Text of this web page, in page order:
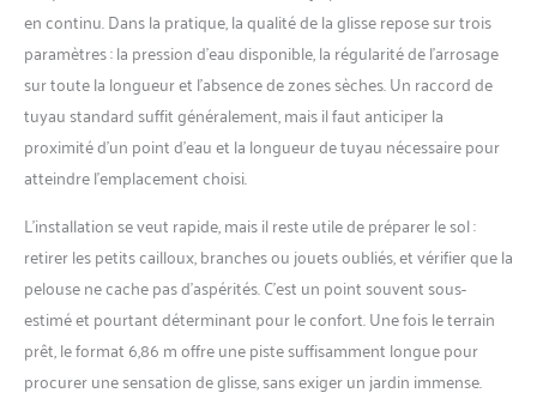
en continu. Dans la pratique, la qualité de la glisse repose sur trois
paramètres : la pression d’eau disponible, la régularité de l’arrosage
sur toute la longueur et l’absence de zones sèches. Un raccord de
tuyau standard suffit généralement, mais il faut anticiper la
proximité d’un point d’eau et la longueur de tuyau nécessaire pour
atteindre l’emplacement choisi.
L’installation se veut rapide, mais il reste utile de préparer le sol :
retirer les petits cailloux, branches ou jouets oubliés, et vérifier que la
pelouse ne cache pas d’aspérités. C’est un point souvent sous-
estimé et pourtant déterminant pour le confort. Une fois le terrain
prêt, le format 6,86 m offre une piste suffisamment longue pour
procurer une sensation de glisse, sans exiger un jardin immense.